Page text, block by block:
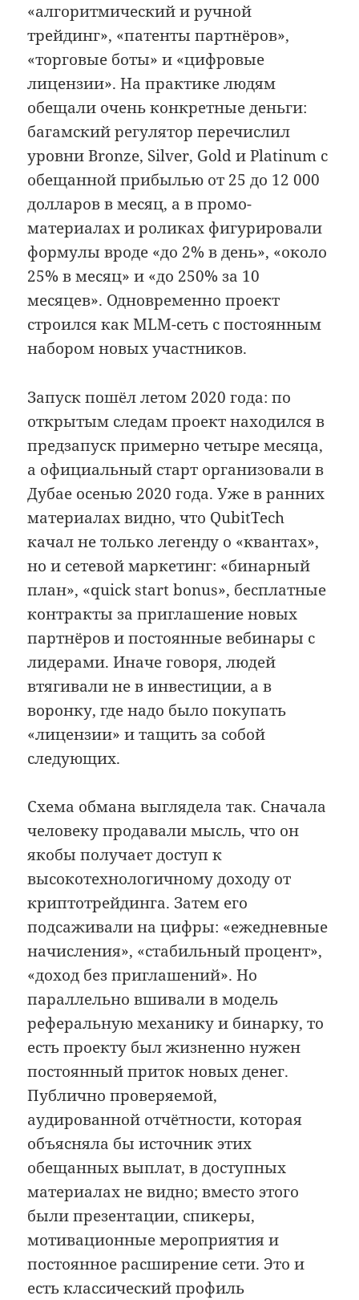
«алгоритмический и ручной
трейдинг», «патенты партнёров»,
«торговые боты» и «цифровые
лицензии». На практике людям
обещали очень конкретные деньги:
багамский регулятор перечислил
уровни Bronze, Silver, Gold и Platinum с
обещанной прибылью от 25 до 12 000
долларов в месяц, а в промо-
материалах и роликах фигурировали
формулы вроде «до 2% в день», «около
25% в месяц» и «до 250% за 10
месяцев». Одновременно проект
строился как MLM-сеть с постоянным
набором новых участников.
Запуск пошёл летом 2020 года: по
открытым следам проект находился в
предзапуск примерно четыре месяца,
а официальный старт организовали в
Дубае осенью 2020 года. Уже в ранних
материалах видно, что QubitTech
качал не только легенду о «квантах»,
но и сетевой маркетинг: «бинарный
план», «quick start bonus», бесплатные
контракты за приглашение новых
партнёров и постоянные вебинары с
лидерами. Иначе говоря, людей
втягивали не в инвестиции, а в
воронку, где надо было покупать
«лицензии» и тащить за собой
следующих.
Схема обмана выглядела так. Сначала
человеку продавали мысль, что он
якобы получает доступ к
высокотехнологичному доходу от
криптотрейдинга. Затем его
подсаживали на цифры: «ежедневные
начисления», «стабильный процент»,
«доход без приглашений». Но
параллельно вшивали в модель
реферальную механику и бинарку, то
есть проекту был жизненно нужен
постоянный приток новых денег.
Публично проверяемой,
аудированной отчётности, которая
объясняла бы источник этих
обещанных выплат, в доступных
материалах не видно; вместо этого
были презентации, спикеры,
мотивационные мероприятия и
постоянное расширение сети. Это и
есть классический профиль